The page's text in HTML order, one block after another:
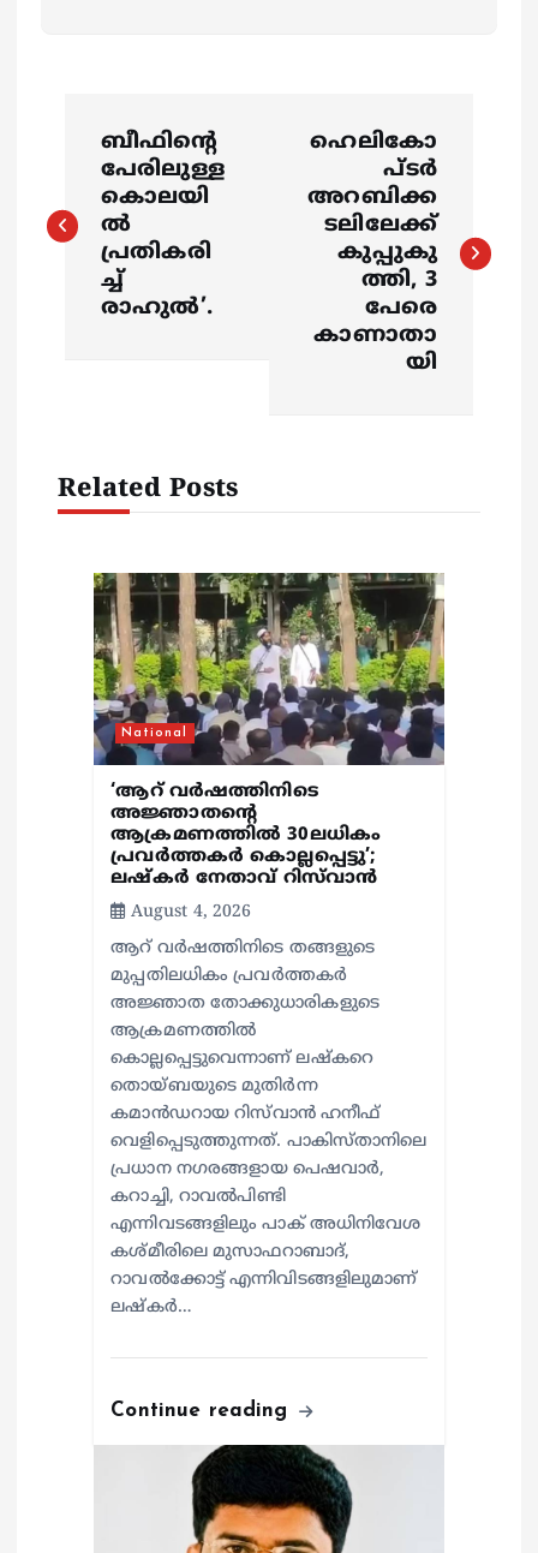
s
v
ബീഫിന്‍റെ
പേരിലുള്ള
കൊലയി
ൽ
പ്രതികരി
ച്ച്
രാഹുൽ’.
ഹെലികോ
പ്ടർ
അറബിക്ക
ടലിലേക്ക്
കുപ്പുകു
ത്തി, 3
പേരെ
കാണാതാ
യി
Related Posts
National
‘ആറ് വർഷത്തിനിടെ
അജ്ഞാതന്റെ
ആക്രമണത്തിൽ 30ലധികം
പ്രവർത്തകർ കൊല്ലപ്പെ‍ട്ടു’;
ലഷ്കർ നേതാവ് റിസ്‌വാൻ
August 4, 2026
ആറ് വർഷത്തിനിടെ തങ്ങളുടെ
മുപ്പതിലധികം പ്രവർത്തകർ
അജ്ഞാത തോക്കുധാരികളുടെ
ആക്രമണത്തിൽ
കൊല്ലപ്പെട്ടുവെന്നാണ് ലഷ്കറെ
തൊയ്ബയുടെ മുതിർന്ന
കമാൻഡറായ റിസ്‌വാൻ ഹനീഫ്
വെളിപ്പെടുത്തുന്നത്. പാകിസ്താനിലെ
പ്രധാന നഗരങ്ങളായ പെഷവാർ,
കറാച്ചി, റാവൽപിണ്ടി
എന്നിവടങ്ങളിലും പാക് അധിനിവേശ
കശ്മീരിലെ മുസാഫറാബാദ്,
റാവൽക്കോട്ട് എന്നിവിടങ്ങളിലുമാണ്
ലഷ്കർ…
Continue reading